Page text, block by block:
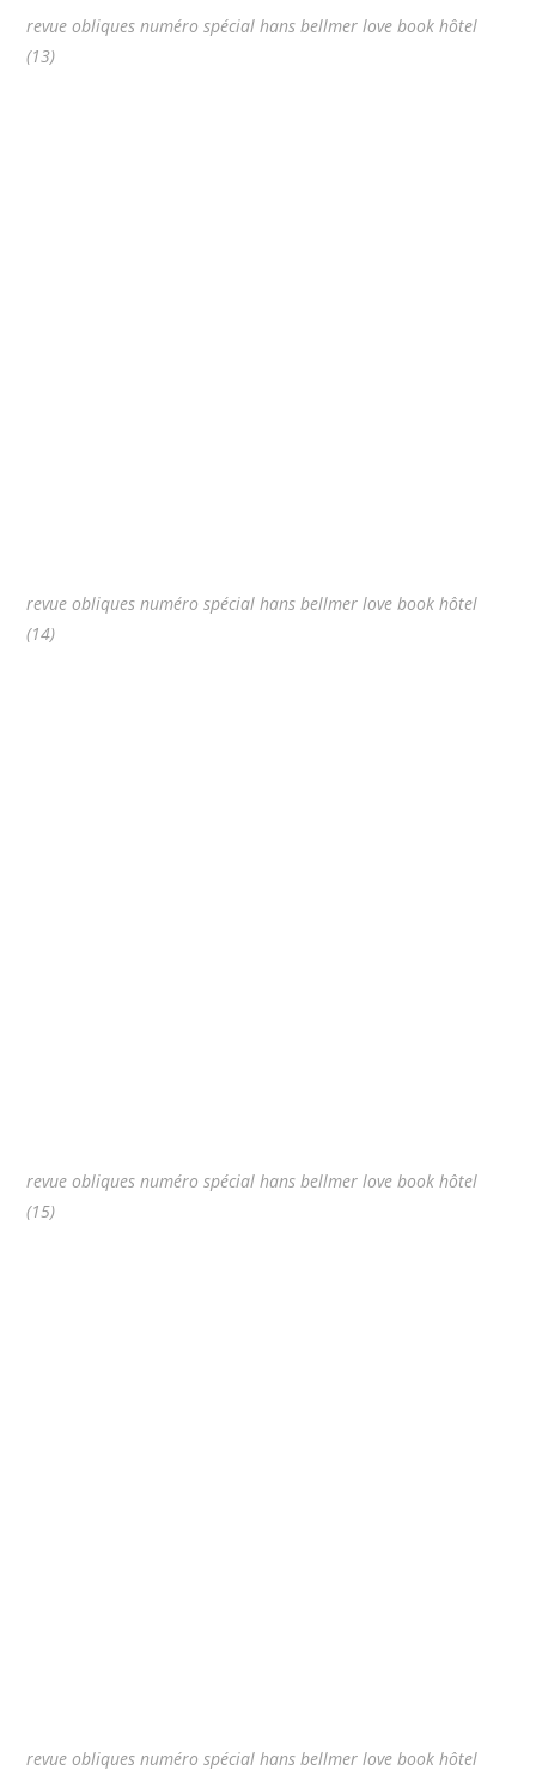
revue obliques numéro spécial hans bellmer love book hôtel
(13)
revue obliques numéro spécial hans bellmer love book hôtel
(14)
revue obliques numéro spécial hans bellmer love book hôtel
(15)
revue obliques numéro spécial hans bellmer love book hôtel